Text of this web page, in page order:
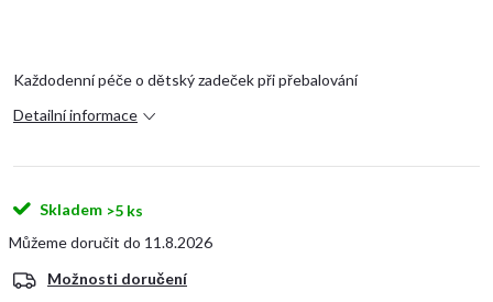
Každodenní péče o dětský zadeček při přebalování
Detailní informace
Skladem >5 ks
11.8.2026
Možnosti doručení